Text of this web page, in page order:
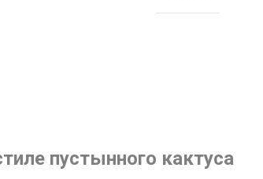
пустынного кактуса